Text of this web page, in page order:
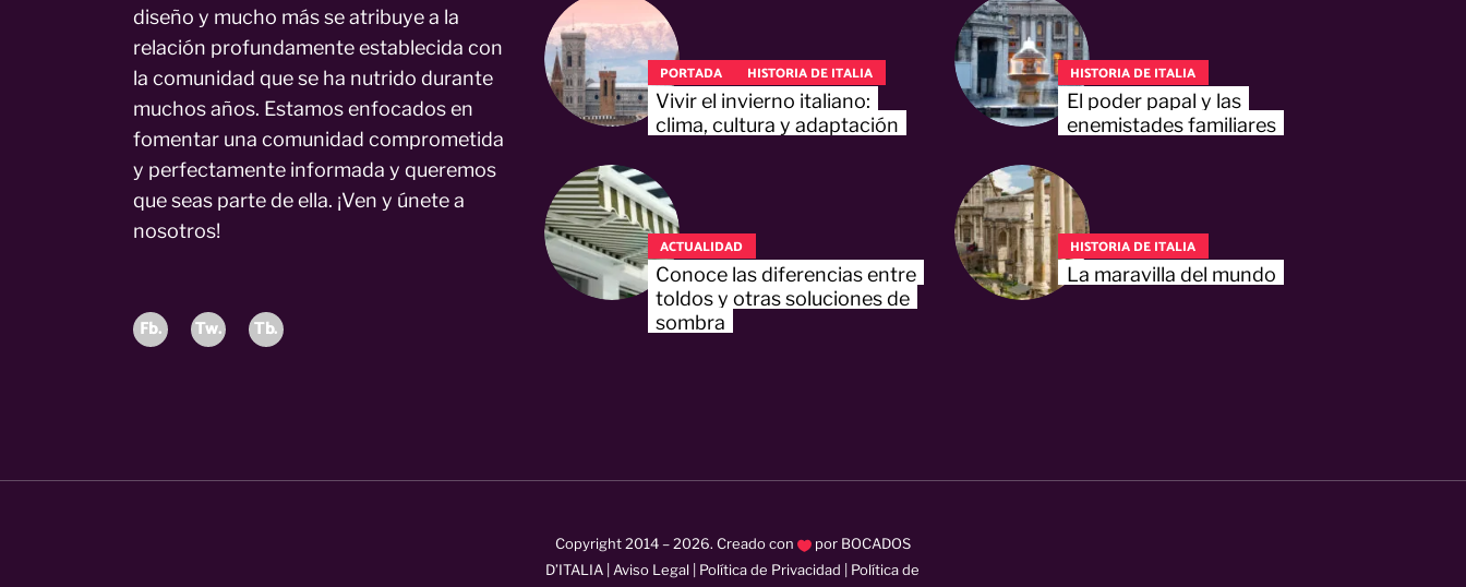
diseño y mucho más se atribuye a la
relación profundamente establecida con
la comunidad que se ha nutrido durante
muchos años. Estamos enfocados en
fomentar una comunidad comprometida
y perfectamente informada y queremos
que seas parte de ella. ¡Ven y únete a
nosotros!
Fb. Tw. Tb.
PORTADA HISTORIA DE ITALIA
Vivir el invierno italiano:
clima, cultura y adaptación
ACTUALIDAD
Conoce las diferencias entre
toldos y otras soluciones de
sombra
HISTORIA DE ITALIA
El poder papal y las
enemistades familiares
HISTORIA DE ITALIA
La maravilla del mundo
Copyright 2014 – 2026. Creado con por BOCADOS
D’ITALIA
Aviso Legal Política de Privacidad Política de